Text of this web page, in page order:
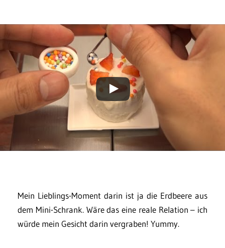
Mein Lieblings-Moment darin ist ja die Erdbeere aus
dem Mini-Schrank. Wäre das eine reale Relation – ich
würde mein Gesicht darin vergraben! Yummy.